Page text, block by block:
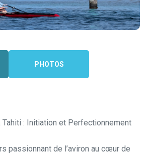
PHOTOS
Tahiti : Initiation et Perfectionnement
passionnant de l’aviron au cœur de